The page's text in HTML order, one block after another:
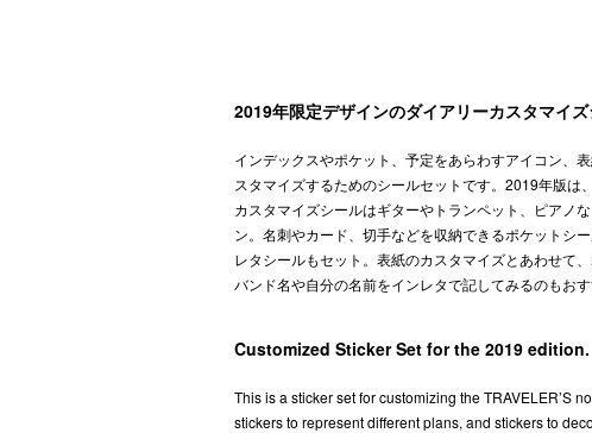
2019年限定デザインのダイアリーカスタマイ
インデックスやポケット、予定をあらわすアイコン、
スタマイズするためのシールセットです。2019年版は
カスタマイズシールはギターやトランペット、ピアノ
ン。名刺やカード、切手などを収納できるポケットシ
レタシールもセット。表紙のカスタマイズとあわせて
バンド名や自分の名前をインレタで記してみるのもおす
Customized Sticker Set for the 2019 edition.
This is a sticker set for customizing the TRAVELER’S
stickers to represent different plans, and stickers to